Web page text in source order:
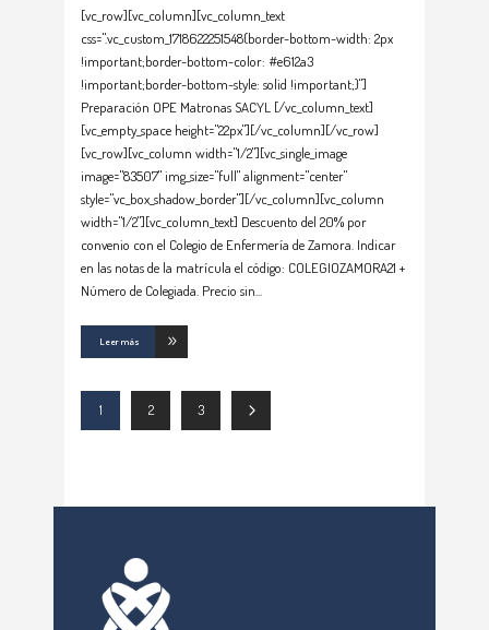
[vc_row][vc_column][vc_column_text
css=".vc_custom_1718622251548{border-bottom-width: 2px
!important;border-bottom-color: #e612a3
!important;border-bottom-style: solid !important;}"]
Preparación OPE Matronas SACYL [/vc_column_text]
[vc_empty_space height="22px"][/vc_column][/vc_row]
[vc_row][vc_column width="1/2"][vc_single_image
image="83507" img_size="full" alignment="center"
style="vc_box_shadow_border"][/vc_column][vc_column
width="1/2"][vc_column_text] Descuento del 20% por
convenio con el Colegio de Enfermería de Zamora. Indicar
en las notas de la matrícula el código: COLEGIOZAMORA21 +
Número de Colegiada. Precio sin
Leer más
1 2 3